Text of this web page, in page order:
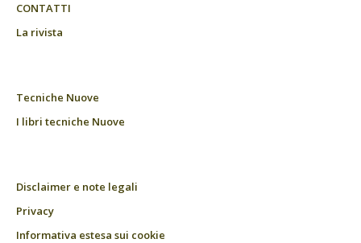
CONTATTI
La rivista
Tecniche Nuove
I libri tecniche Nuove
Disclaimer e note legali
Privacy
Informativa estesa sui cookie